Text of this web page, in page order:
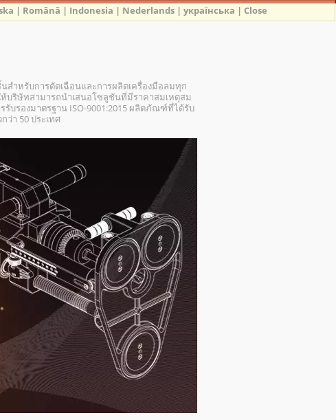
สำหรับการตัดเฉือนและการผลิตเครื่องมือลมทุก
บริษัทสามารถนำเสนอโซลูชันที่มีราคาสมเหตุสม
บรองมาตรฐาน ISO-9001:2015 ผลิตภัณฑ์ที่ได้รับ
ว่า 50 ประเทศ
| Română | Indonesia | Nederlands |українська | Close